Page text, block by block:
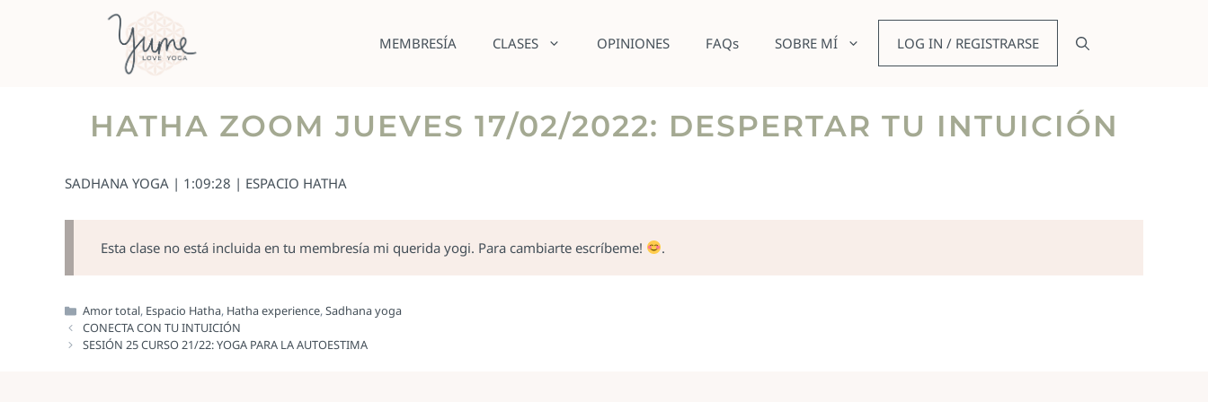
MEMBRESÍA CLASES OPINIONES FAQs SOBRE MÍ LOG IN / REGISTRARSE
HATHA ZOOM JUEVES 17/02/2022: DESPERTAR TU INTUICIÓN
SADHANA YOGA | 1:09:28 | ESPACIO HATHA
Esta clase no está incluida en tu membresía mi querida yogi. Para cambiarte escríbeme! .
Amor total, Espacio Hatha, Hatha experience,Sadhana yoga
CONECTA CON TU INTUICIÓN
SESIÓN 25 CURSO 21/22: YOGA PARA LA AUTOESTIMA